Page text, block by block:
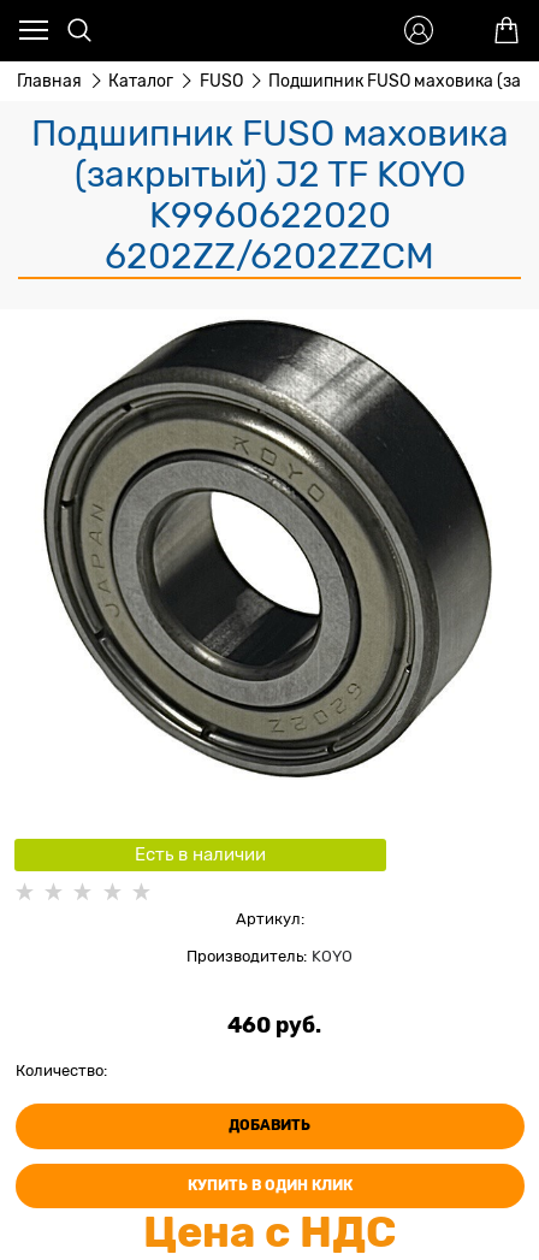
Главная Каталог FUSO Подшипник FUSO маховика
Подшипник FUSO маховика
(закрытый) J2 TF KOYO
K9960622020
6202ZZ/6202ZZCM
Есть в наличии
Артикул:
Производитель: KOYO
460 руб.
Количество:
ДОБАВИТЬ
КУПИТЬ В ОДИН КЛИК
Цена с НДС